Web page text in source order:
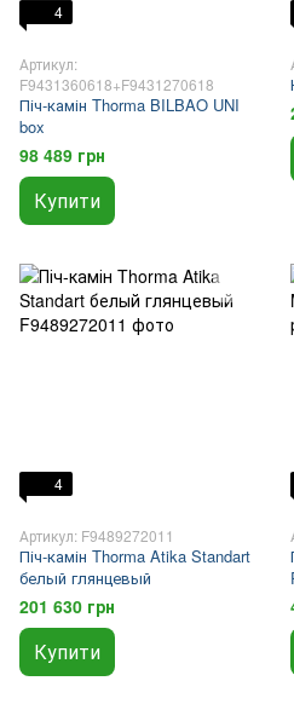
4
Артикул:
F9431360618+F9431270618
Піч-камін Thorma BILBAO UNI
box
98 489 грн
Купити
4
Артикул: F9489272011
Піч-камін Thorma Atika Standart
белый глянцевый
201 630 грн
Купити